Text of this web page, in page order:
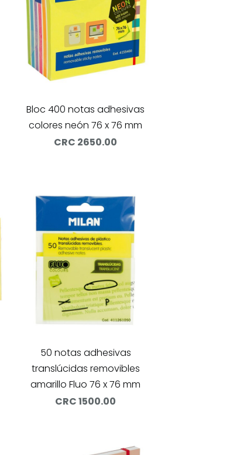
Bloc 400 notas adhesivas
colores neón 76 x 76 mm
CRC 2650.00
50 notas adhesivas
translúcidas removibles
amarillo Fluo 76 x 76 mm
CRC 1500.00